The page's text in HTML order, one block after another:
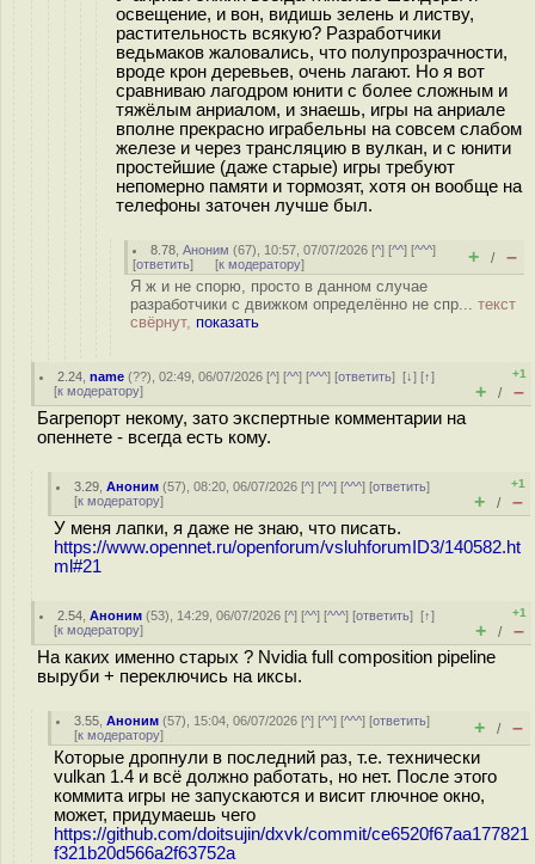
освещение, и вон, видишь зелень и листву,
растительность всякую? Разработчики
ведьмаков жаловались, что полупрозрачности,
вроде крон деревьев, очень лагают. Но я вот
сравниваю лагодром юнити с более сложным и
тяжёлым анриалом, и знаешь, игры на анриале
вполне прекрасно играбельны на совсем слабом
железе и через трансляцию в вулкан, и с юнити
простейшие (даже старые) игры требуют
непомерно памяти и тормозят, хотя он вообще на
телефоны заточен лучше был.
8.78 ,Аноним (67), 10:57, 07/07/2026 [^] [^^] [^^^]
[ответить] [к модератору] + / –
Я ж и не спорю, просто в данном случае
разработчики с движком определённо не спр... текст
свёрнут, показать
2.24 ,name (??), 02:49, 06/07/2026 [^] [^^] [^^^] [ответить][↓] [↑]
[к модератору]
+1
+ / –
Багрепорт некому, зато экспертные комментарии на
опеннете - всегда есть кому.
3.29 ,Аноним (57), 08:20, 06/07/2026 [^] [^^] [^^^] [ответить]
[к модератору]
+1
+ / –
У меня лапки, я даже не знаю, что писать.
https://www.opennet.ru/openforum/vsluhforumID3/140582.ht
ml#21
2.54 ,Аноним (53), 14:29, 06/07/2026 [^] [^^] [^^^] [ответить][↑]
[к модератору]
+1
+ / –
На каких именно старых ? Nvidia full composition pipeline
выруби + переключись на иксы.
3.55 ,Аноним (57), 15:04, 06/07/2026 [^] [^^] [^^^] [ответить]
[к модератору] + / –
Которые дропнули в последний раз, т.е. технически
vulkan 1.4 и всё должно работать, но нет. После этого
коммита игры не запускаются и висит глючное окно,
может, придумаешь чего
https://github.com/doitsujin/dxvk/commit/ce6520f67aa177821
f321b20d566a2f63752a